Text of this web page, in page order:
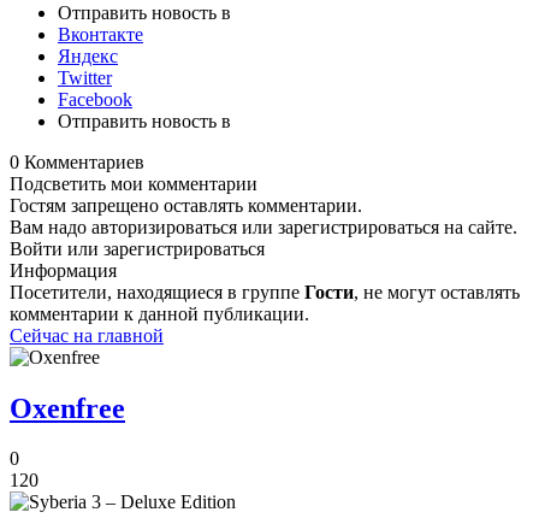
Отправить новость в
Вконтакте
Яндекс
Twitter
Facebook
Отправить новость в
0 Комментариев
Подсветить мои комментарии
Гостям запрещено оставлять комментарии.
Вам надо авторизироваться или зарегистрироваться на сайте.
Войти или зарегистрироваться
Информация
Посетители, находящиеся в группе Гости, не могут оставлять
комментарии к данной публикации.
Сейчас на главной
Oxenfree
0
120